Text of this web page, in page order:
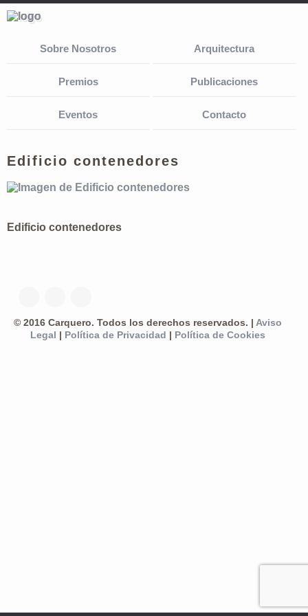
Sobre Nosotros Arquitectura
Premios Publicaciones
Eventos Contacto
Edificio contenedores
Edificio contenedores
© 2016 Carquero. Todos los derechos reservados. | Aviso
Legal
Política de Privacidad Política de Cookies